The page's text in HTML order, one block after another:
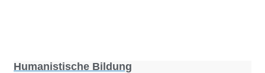
Humanistische Bildung